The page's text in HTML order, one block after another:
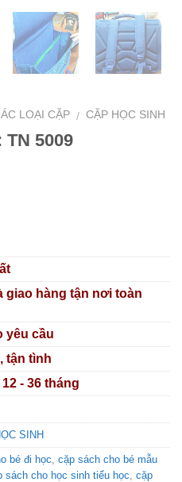
LOẠI CẶP / CẶP HỌC SINH
TN 5009
giao hàng tận nơi toàn
yêu cầu
tận tình
- 36 tháng
SINH
bé đi học cặp sách cho bé mẫu
sách cho học sinh tiểu học cặp